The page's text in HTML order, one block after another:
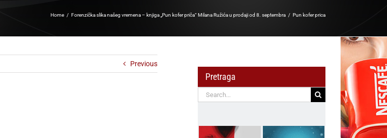
Home Forenzička slika našeg vremena – knjiga „Pun kofer priča“ Milana Ružića u prodaji od 8. septembra Pun kofer prica
Previous
Pretraga
Search
for: